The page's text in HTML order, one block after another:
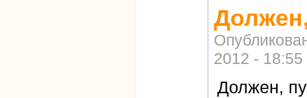
2012 - 18:55
Должен,